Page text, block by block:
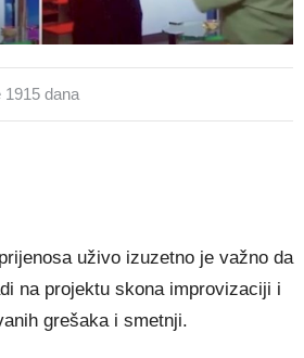
1915 dana
uživo izuzetno je važno da
na projektu skona improvizaciji i
grešaka i smetnji.